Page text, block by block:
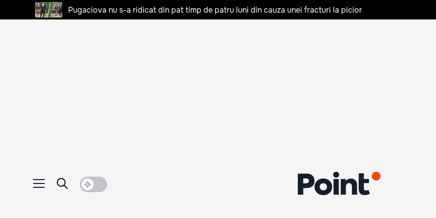
Pugaciova nu s-a ridicat din pat timp de patru luni din cauza unei fracturi la picior